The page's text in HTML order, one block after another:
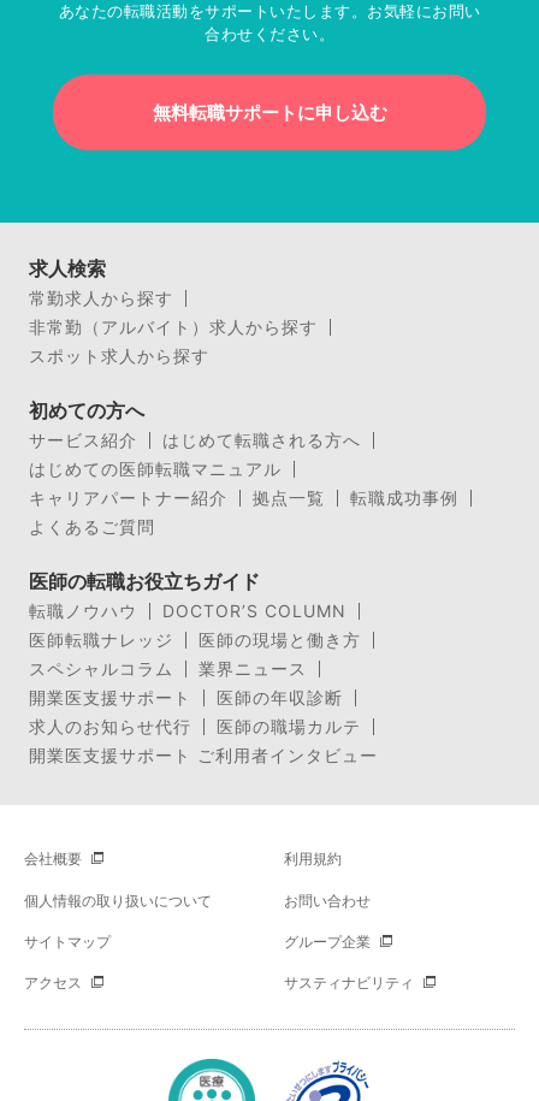
あなたの転職活動をサポートいたします。お気軽にお問い
合わせください。
無料転職サポートに申し込む
求人検索
常勤求人から探す
非常勤（アルバイト）求人から探す
スポット求人から探す
初めての方へ
サービス紹介
はじめて転職される方へ
はじめての医師転職マニュアル
キャリアパートナー紹介
拠点一覧
転職成功事例
よくあるご質問
医師の転職お役立ちガイド
転職ノウハウ
DOCTOR’S COLUMN
医師転職ナレッジ
医師の現場と働き方
スペシャルコラム
業界ニュース
開業医支援サポート
医師の年収診断
求人のお知らせ代行
医師の職場カルテ
開業医支援サポート ご利用者インタビュー
会社概要 利用規約
個人情報の取り扱いについて お問い合わせ
サイトマップ グループ企業
アクセス サスティナビリティ